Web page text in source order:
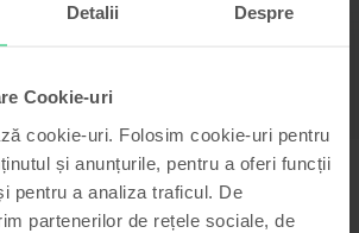
Detalii Despre
Cookie-uri
cookie-uri. Folosim cookie-uri pentru
și anunțurile, pentru a oferi funcții
pentru a analiza traficul. De
partenerilor de rețele sociale, de
produs
Informatii producator
persoana responsabila